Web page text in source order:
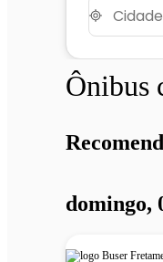
Ônibus
domingo,